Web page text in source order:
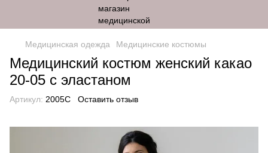
Медицинская одежда Медицинские костюмы
Медицинский костюм женский какао
20-05 с эластаном
Артикул: 2005C Оставить отзыв